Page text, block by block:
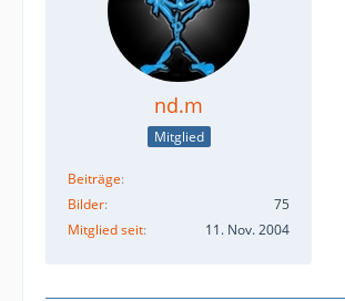
nd.m
Mitglied
Beiträge
Bilder
75
Mitglied seit
11. Nov. 2004